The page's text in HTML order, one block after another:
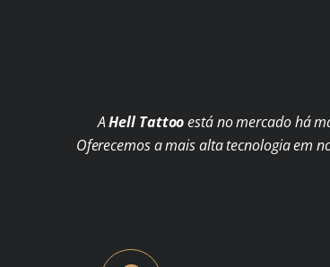
AHell Tattooestá no mercado há
Oferecemos a mais alta tecnologia em